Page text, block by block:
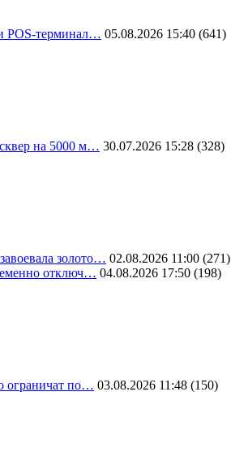
POS-терминал… 05.08.2026 15:40 (641)
на 5000 м… 30.07.2026 15:28 (328)
золото… 02.08.2026 11:00 (271)
отключ… 04.08.2026 17:50 (198)
ограничат по… 03.08.2026 11:48 (150)